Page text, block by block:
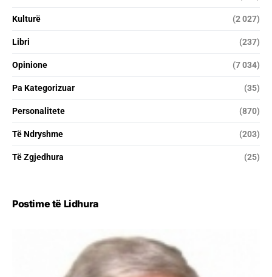
Kulturë (2 027)
Libri (237)
Opinione (7 034)
Pa Kategorizuar (35)
Personalitete (870)
Të Ndryshme (203)
Të Zgjedhura (25)
Postime të Lidhura